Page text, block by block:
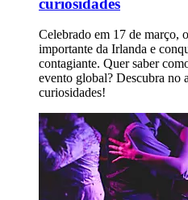
Celebrado em 17 de março,
importante da Irlanda e
contagiante. Quer saber
evento global? Descubra no
curiosidades!